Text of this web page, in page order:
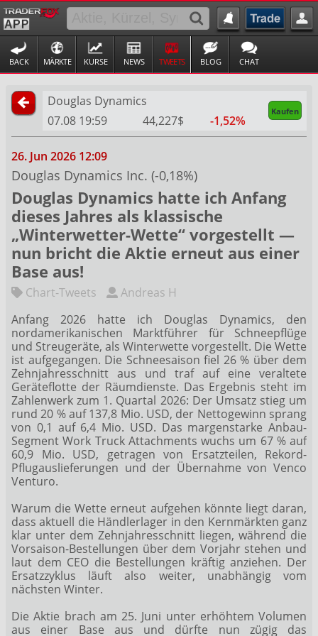
BACK MÄRKTE KURSE NEWS TWEETS BLOG CHAT
Douglas Dynamics
Kaufen
07.08 19:59 44,227$ -1,52%
26. Jun 2026 12:09
Douglas Dynamics Inc. (-0,18%)
Douglas Dynamics hatte ich Anfang
dieses Jahres als klassische
„Winterwetter-Wette“ vorgestellt —
nun bricht die Aktie erneut aus einer
Base aus!
Chart-Tweets
Andreas H
Anfang 2026 hatte ich Douglas Dynamics, den
nordamerikanischen Marktführer für Schneepflüge
und Streugeräte, als Winterwette vorgestellt. Die Wette
ist aufgegangen. Die Schneesaison fiel 26 % über dem
Zehnjahresschnitt aus und traf auf eine veraltete
Geräteflotte der Räumdienste. Das Ergebnis steht im
Zahlenwerk zum 1. Quartal 2026: Der Umsatz stieg um
rund 20 % auf 137,8 Mio. USD, der Nettogewinn sprang
von 0,1 auf 6,4 Mio. USD. Das margenstarke Anbau-
Segment Work Truck Attachments wuchs um 67 % auf
60,9 Mio. USD, getragen von Ersatzteilen, Rekord-
Pflugauslieferungen und der Übernahme von Venco
Venturo.
Warum die Wette erneut aufgehen könnte liegt daran,
dass aktuell die Händlerlager in den Kernmärkten ganz
klar unter dem Zehnjahresschnitt liegen, während die
Vorsaison-Bestellungen über dem Vorjahr stehen und
laut dem CEO die Bestellungen kräftig anziehen. Der
Ersatzzyklus läuft also weiter, unabhängig vom
nächsten Winter.
Die Aktie brach am 25. Juni unter erhöhtem Volumen
aus einer Base aus und dürfte nun zügig das